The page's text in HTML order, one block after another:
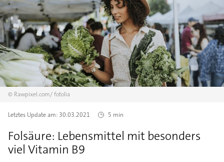
© Rawpixel.com/fotolia
Letztes Update am: 30.03.2021 5 min
Folsäure: Lebensmittel mit besonders
viel Vitamin B9